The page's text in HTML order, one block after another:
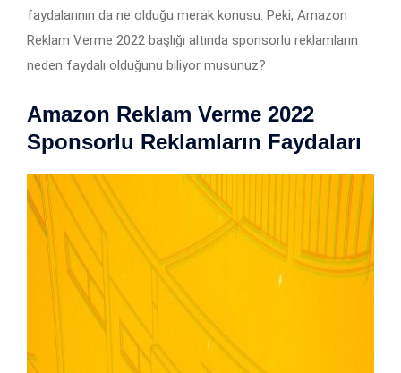
faydalarının da ne olduğu merak konusu. Peki, Amazon
Reklam Verme 2022 başlığı altında sponsorlu reklamların
neden faydalı olduğunu biliyor musunuz?
Amazon Reklam Verme 2022
Sponsorlu Reklamların Faydaları